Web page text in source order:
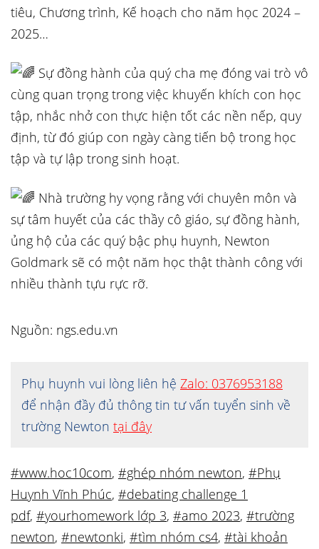
tiêu, Chương trình, Kế hoạch cho năm học 2024 –
2025…
Sự đồng hành của quý cha mẹ đóng vai trò vô
cùng quan trọng trong việc khuyến khích con học
tập, nhắc nhở con thực hiện tốt các nền nếp, quy
định, từ đó giúp con ngày càng tiến bộ trong học
tập và tự lập trong sinh hoạt.
Nhà trường hy vọng rằng với chuyên môn và
sự tâm huyết của các thầy cô giáo, sự đồng hành,
ủng hộ của các quý bậc phụ huynh, Newton
Goldmark sẽ có một năm học thật thành công với
nhiều thành tựu rực rỡ.
Nguồn: ngs.edu.vn
Phụ huynh vui lòng liên hệ Zalo: 0376953188
để nhận đầy đủ thông tin tư vấn tuyển sinh về
trường Newton tại đây
#www.hoc10com, #ghép nhóm newton, #Phụ
Huynh Vĩnh Phúc, #debating challenge 1
pdf, #yourhomework lớp 3, #amo 2023, #trường
newton, #newtonki, #tìm nhóm cs4, #tài khoản